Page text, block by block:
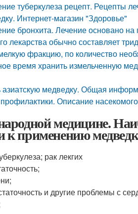
туберкулеза рецепт. Рецепты
Интернет-магазин "Здоровье"
бронхита. Лечение основано
лекарства обычно составляет
фракцию, по количество
время хранить измельченную
азиатскую медведку. Общая
Описание насекомого
медицине.
к применению
рак лекгих
и другие проблемы с